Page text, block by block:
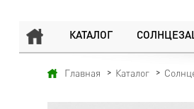
КАТАЛОГ
Главная Каталог